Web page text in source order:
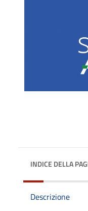
INDICE DELLA
Descrizione